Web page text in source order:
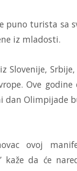
puno turista sa
iz mladosti.
Slovenije,
Ove
dan Olimpijade
ovoj
kaže da će